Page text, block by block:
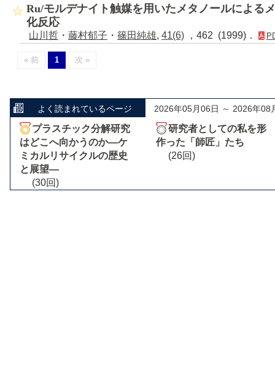
Ru/モルデナイト触媒を用いたメタノールによる
化反応
山川哲 ・ 藤村郁子 ・ 篠田純雄, 41(6) ，462 (1999)．
« 前 1 次 »
よく読まれているページ 2026年05月06日 ～ 2026年08
プラスチック分解研究
はどこへ向かうのか―ケ
ミカルリサイクルの歴史
と展望―
(30回)
研究者としての私を形
作った「師匠」たち
(26回)